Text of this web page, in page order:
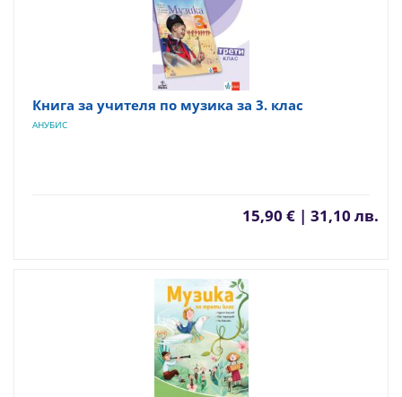
Книга за учителя по музика за 3. клас
АНУБИС
15,90 € | 31,10 лв.